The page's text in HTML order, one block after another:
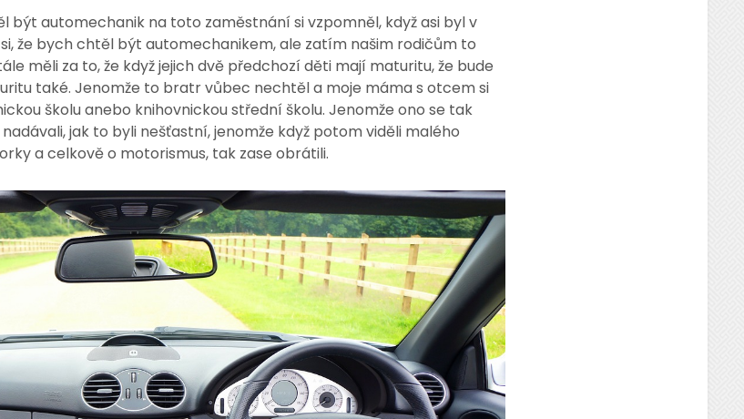
být automechanik na toto zaměstnání si vzpomněl, když asi byl v
že bych chtěl být automechanikem, ale zatím našim rodičům to
měli za to, že když jejich dvě předchozí děti mají maturitu, že bude
také. Jenomže to bratr vůbec nechtěl a moje máma s otcem si
školu anebo knihovnickou střední školu. Jenomže ono se tak
jak to byli nešťastní, jenomže když potom viděli malého
a celkově o motorismus, tak zase obrátili.